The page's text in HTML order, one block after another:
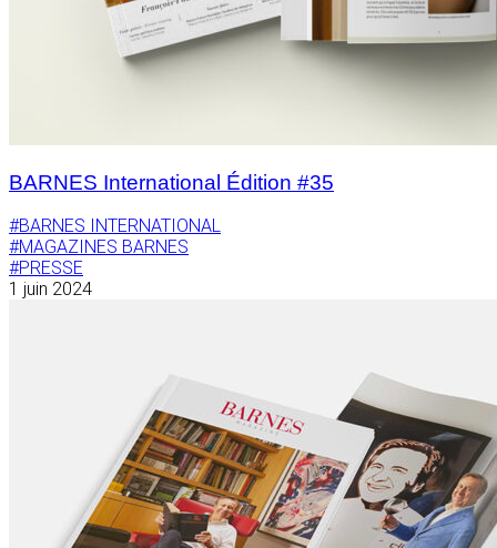
BARNES International Édition #35
#BARNES INTERNATIONAL
#MAGAZINES BARNES
#PRESSE
1 juin 2024